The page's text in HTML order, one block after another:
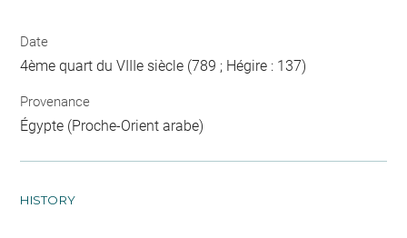
Date
4ème quart du VIIIe siècle (789 ; Hégire : 137)
Provenance
Égypte (Proche-Orient arabe)
HISTORY